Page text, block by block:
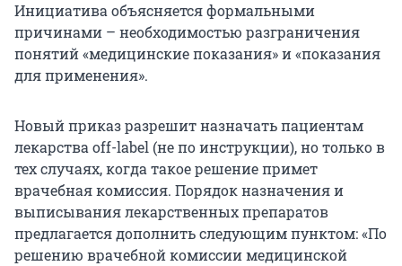
Инициатива объясняется формальными
причинами – необходимостью разграничения
понятий «медицинские показания» и «показания
для применения».
Новый приказ разрешит назначать пациентам
лекарства off-label (не по инструкции), но только в
тех случаях, когда такое решение примет
врачебная комиссия. Порядок назначения и
выписывания лекарственных препаратов
предлагается дополнить следующим пунктом: «По
решению врачебной комиссии медицинской